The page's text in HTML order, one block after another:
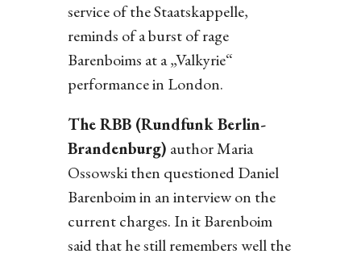
service of the Staatskappelle,
reminds of a burst of rage
Barenboims at a „Valkyrie“
performance in London.
The RBB (Rundfunk Berlin-
Brandenburg) author Maria
Ossowski then questioned Daniel
Barenboim in an interview on the
current charges. In it Barenboim
said that he still remembers well the